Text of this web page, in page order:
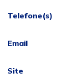
Telefone(s)
Email
Site